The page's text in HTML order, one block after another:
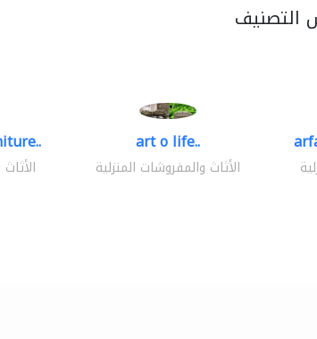
التصنيف
art o life..
الأثاث والمفروشات المنزلية